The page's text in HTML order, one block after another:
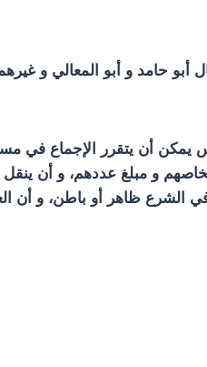
أبو حامد و أبو المعالي و
أن يتقرر الإجماع في
و مبلغ عددهم، و أن
الشرع ظاهر أو باطن، و أن